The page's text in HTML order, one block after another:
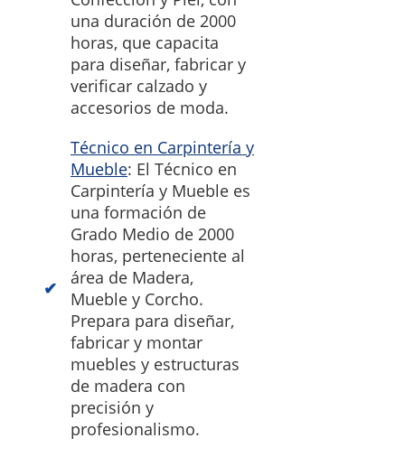
una duración de 2000
horas, que capacita
para diseñar, fabricar y
verificar calzado y
accesorios de moda.
Técnico en Carpintería y
Mueble: El Técnico en
Carpintería y Mueble es
una formación de
Grado Medio de 2000
horas, perteneciente al
área de Madera,
Mueble y Corcho.
Prepara para diseñar,
fabricar y montar
muebles y estructuras
de madera con
precisión y
profesionalismo.